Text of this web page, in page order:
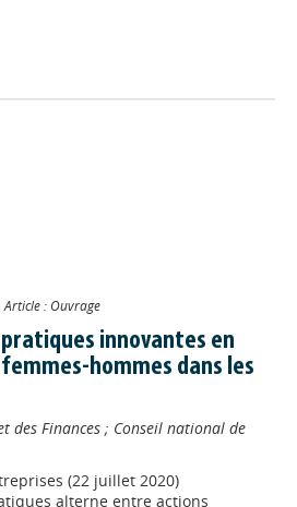
Article : Ouvrage
pratiques innovantes en
hommes dans les
des Finances ; Conseil national de
(22 juillet 2020)
alterne entre actions